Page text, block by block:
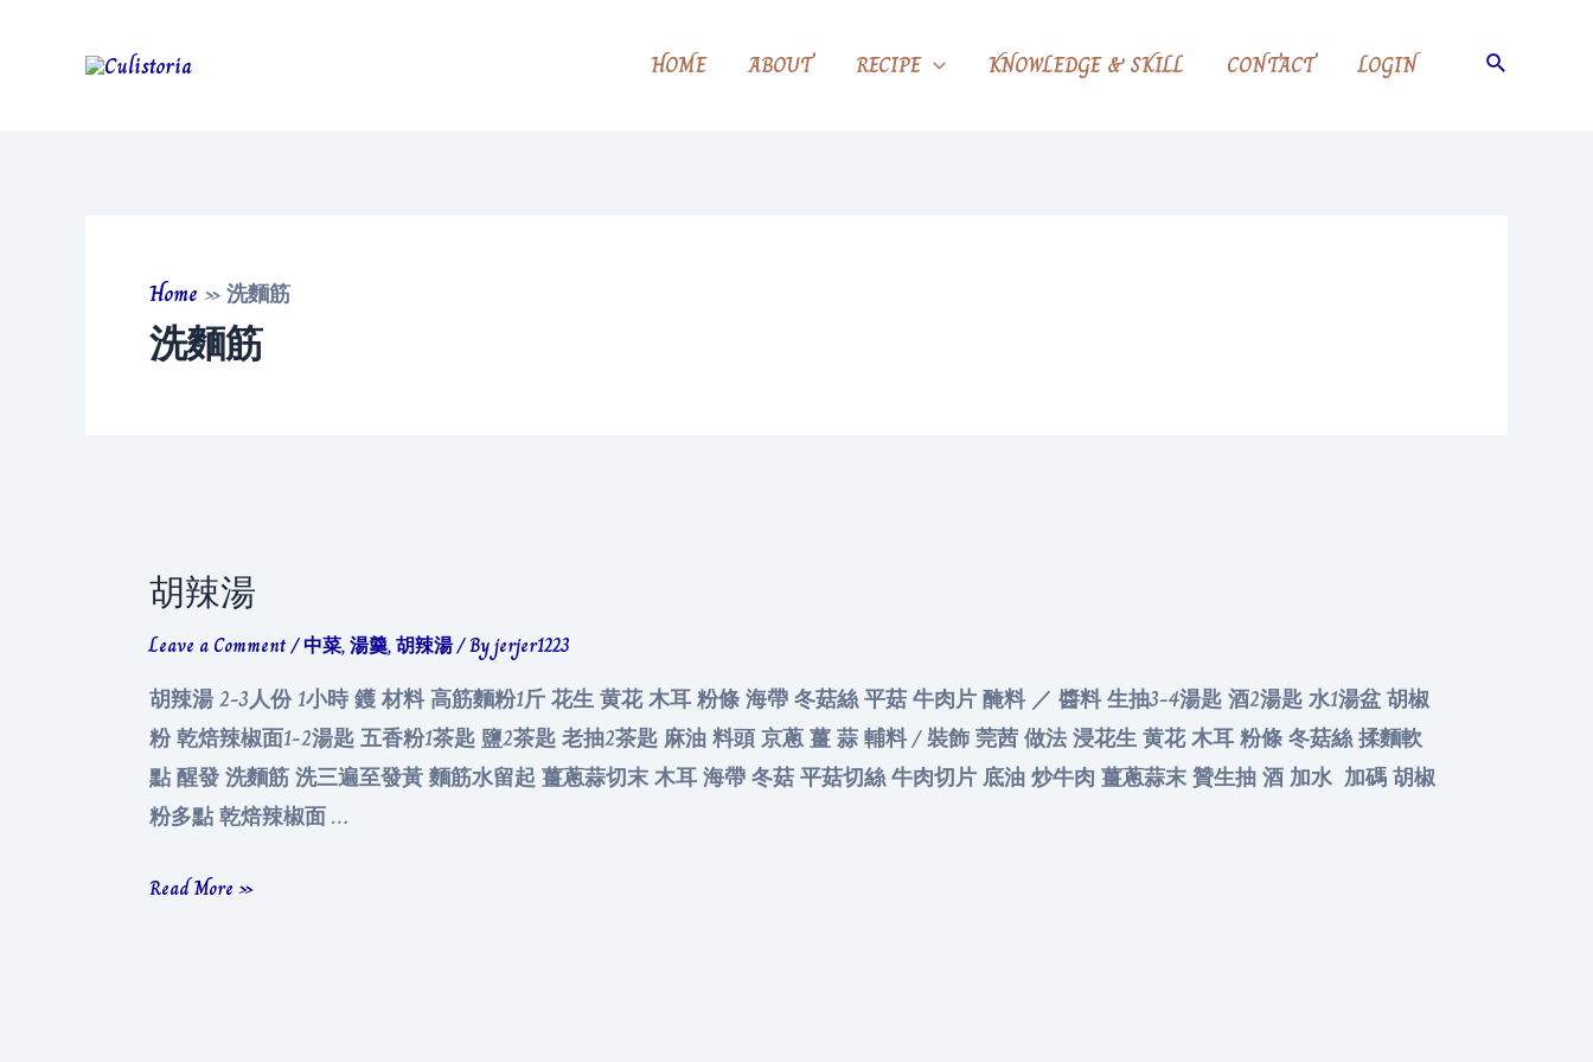
HOME ABOUT RECIPE KNOWLEDGE & SKILL CONTACT LOGIN Search
Home »洗麵筋
洗麵筋
胡辣湯
Leave a Comment/中菜,湯羹,胡辣湯/ Byjerjer1223
胡辣湯 2-3人份 1小時 鑊 材料 高筋麵粉1斤 花生 黄花 木耳 粉條 海帶 冬菇絲 平菇 牛肉片 醃料 ／ 醬料 生抽3-4湯匙 酒2湯匙 水1湯盆 胡椒
粉 乾焙辣椒面1-2湯匙 五香粉1茶匙 鹽2茶匙 老抽2茶匙 麻油 料頭 京蔥 薑 蒜 輔料 / 裝飾 莞茜 做法 浸花生 黄花 木耳 粉條 冬菇絲 揉麵軟
點 醒發 洗麵筋 洗三遍至發黃 麵筋水留起 薑蔥蒜切末 木耳 海帶 冬菇 平菇切絲 牛肉切片 底油 炒牛肉 薑蔥蒜末 贊生抽 酒 加水 加碼 胡椒
粉多點 乾焙辣椒面 …
胡
Read More »